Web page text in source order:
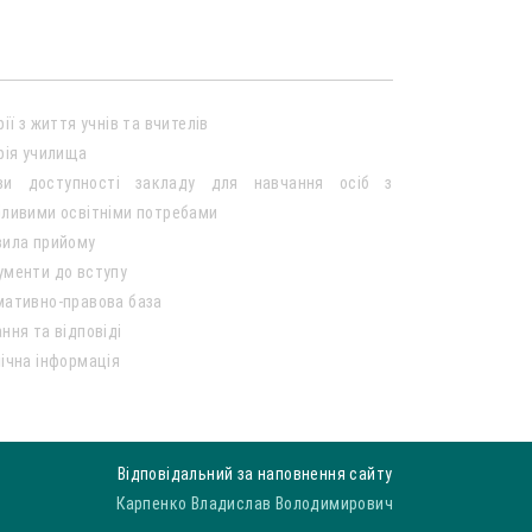
з життя учнів та вчителів
училища
доступності закладу для навчання осіб з
освітніми потребами
прийому
до вступу
правова база
та відповіді
інформація
Відповідальний за наповнення сайту
Карпенко Владислав Володимирович